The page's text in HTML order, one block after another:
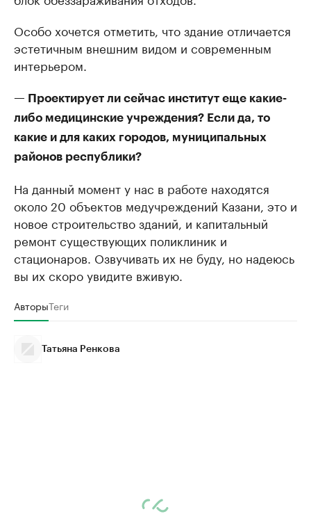
Особо хочется отметить, что здание отличается
эстетичным внешним видом и современным
интерьером.
— Проектирует ли сейчас институт еще какие-
либо медицинские учреждения? Если да, то
какие и для каких городов, муниципальных
районов республики?
На данный момент у нас в работе находятся
около 20 объектов медучреждений Казани, это и
новое строительство зданий, и капитальный
ремонт существующих поликлиник и
стационаров. Озвучивать их не буду, но надеюсь
вы их скоро увидите вживую.
АвторыТеги
Татьяна Ренкова